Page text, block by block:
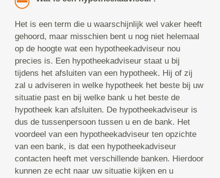
Het is een term die u waarschijnlijk wel vaker heeft
gehoord, maar misschien bent u nog niet helemaal
op de hoogte wat een hypotheekadviseur nou
precies is. Een hypotheekadviseur staat u bij
tijdens het afsluiten van een hypotheek. Hij of zij
zal u adviseren in welke hypotheek het beste bij uw
situatie past en bij welke bank u het beste de
hypotheek kan afsluiten. De hypotheekadviseur is
dus de tussenpersoon tussen u en de bank. Het
voordeel van een hypotheekadviseur ten opzichte
van een bank, is dat een hypotheekadviseur
contacten heeft met verschillende banken. Hierdoor
kunnen ze echt naar uw situatie kijken en u